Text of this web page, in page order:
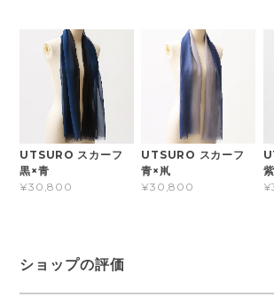
UTSURO スカーフ
黒×青
¥30,800
UTSURO スカーフ
青×鼡
¥30,800
ショップの評価